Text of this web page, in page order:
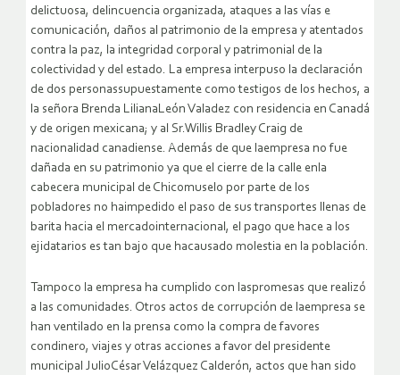
delictuosa, delincuencia organizada, ataques a las vías e
comunicación, daños al patrimonio de la empresa y atentados
contra la paz, la integridad corporal y patrimonial de la
colectividad y del estado. La empresa interpuso la declaración
de dos personassupuestamente como testigos de los hechos, a
la señora Brenda LilianaLeón Valadez con residencia en Canadá
y de origen mexicana; y al Sr.Willis Bradley Craig de
nacionalidad canadiense. Además de que laempresa no fue
dañada en su patrimonio ya que el cierre de la calle enla
cabecera municipal de Chicomuselo por parte de los
pobladores no haimpedido el paso de sus transportes llenas de
barita hacia el mercadointernacional, el pago que hace a los
ejidatarios es tan bajo que hacausado molestia en la población.
Tampoco la empresa ha cumplido con laspromesas que realizó
a las comunidades. Otros actos de corrupción de laempresa se
han ventilado en la prensa como la compra de favores
condinero, viajes y otras acciones a favor del presidente
municipal JulioCésar Velázquez Calderón, actos que han sido